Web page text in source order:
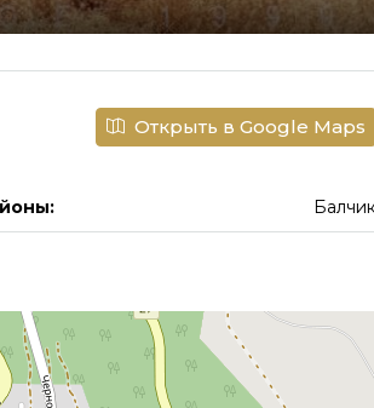
Открыть в Google Maps